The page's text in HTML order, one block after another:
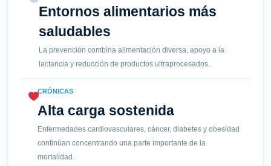
Entornos alimentarios más
saludables
La prevención combina alimentación diversa, apoyo a la
lactancia y reducción de productos ultraprocesados.
CRÓNICAS
Alta carga sostenida
Enfermedades cardiovasculares, cáncer, diabetes y obesidad
continúan concentrando una parte importante de la
mortalidad.